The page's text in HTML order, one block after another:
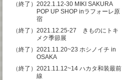
（終了）2022.1.12-30 MIKI SAKURA
POP UP SHOP inラフォーレ原
宿
（終了）2021.12.25-27 きものにトキ
メク季節展
（終了）2021.11.20~23 ホシノイチ in
OSAKA
（終了）2021.11.12~14 ハカタ和装最前
線